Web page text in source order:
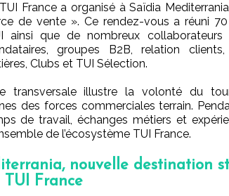
France a organisé à Saïdia
de vente ». Ce rendez-vous a réuni
ainsi que de nombreux
groupes B2B, relation
Clubs et TUI Sélection.
transversale illustre la volonté du
des forces commerciales terrain.
de travail, échanges métiers et
de l’écosystème TUI France.
nouvelle destination
France